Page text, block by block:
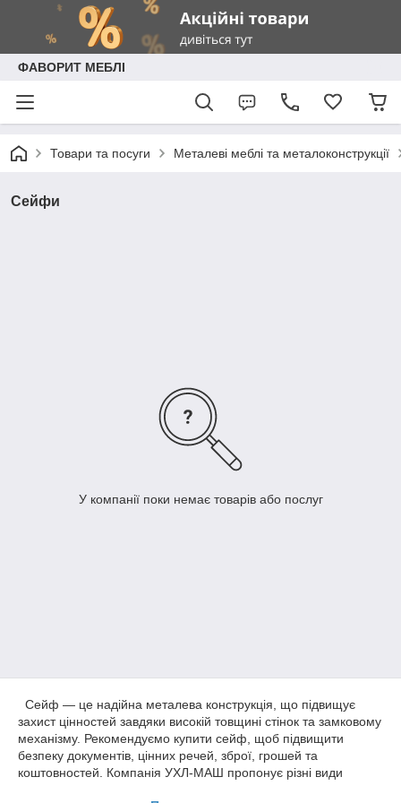
ФАВОРИТ МЕБЛІ
Товари та посуги Металеві меблі та металоконструкції
Сейфи
У компанії поки немає товарів або послуг
Сейф — це надійна металева конструкція, що підвищує
захист цінностей завдяки високій товщині стінок та замковому
механізму. Рекомендуємо купити сейф, щоб підвищити
безпеку документів, цінних речей, зброї, грошей та
коштовностей. Компанія УХЛ-МАШ пропонує різні види